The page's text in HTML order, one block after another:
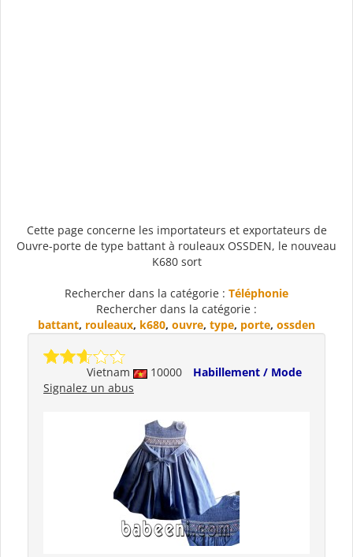
Cette page concerne les importateurs et exportateurs de
Ouvre-porte de type battant à rouleaux OSSDEN, le nouveau
K680 sort
Rechercher dans la catégorie : Téléphonie
Rechercher dans la catégorie :
battant, rouleaux, k680, ouvre, type, porte, ossden
Vietnam 10000
Habillement / Mode
Signalez un abus